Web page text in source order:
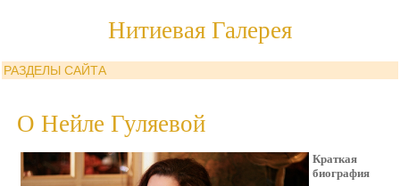
Нитиевая Галерея
РАЗДЕЛЫ САЙТА
О Нейле Гуляевой
Краткая
биография